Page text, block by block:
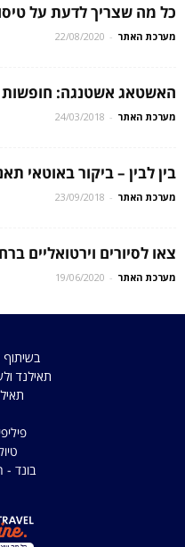
כל מה שצריך לדעת על
מערכת האתר -
22/08/2020
האשטאג אשטנגה: חופשות
מערכת האתר -
24/03/2018
בין לבין – ביקור באוטאי
מערכת האתר -
23/09/2018
צאו לסיורים וירטואליים
מערכת האתר -
19/06/2020
בשיתוף
תאילנד
בונד -